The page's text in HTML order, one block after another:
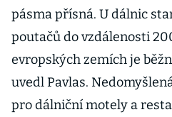
pásma přísná. U dálnic
poutačů do vzdálenosti
evropských zemích je
uvedl Pavlas.
pro dálniční motely a